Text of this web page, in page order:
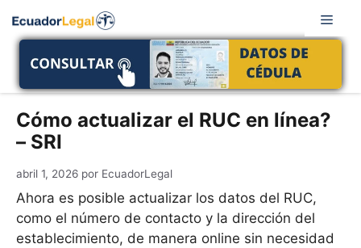
Cómo actualizar el RUC en línea?
– SRI
abril 1, 2026 por EcuadorLegal
Ahora es posible actualizar los datos del RUC,
como el número de contacto y la dirección del
establecimiento, de manera online sin necesidad